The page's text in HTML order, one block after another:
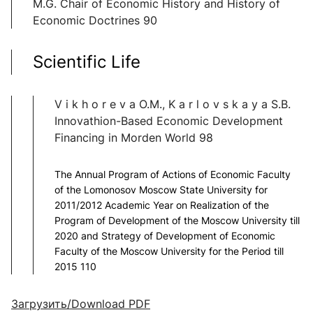
M.G. Chair of Economic History and History of
Economic Doctrines 90
Scientific Life
V i k h o r e v a O.M., K a r l o v s k a y a S.B.
Innovathion-Based Economic Development
Financing in Morden World 98
The Annual Program of Actions of Economic Faculty
of the Lomonosov Moscow State University for
2011/2012 Academic Year on Realization of the
Program of Development of the Moscow University till
2020 and Strategy of Development of Economic
Faculty of the Moscow University for the Period till
2015 110
Загрузить/Download PDF